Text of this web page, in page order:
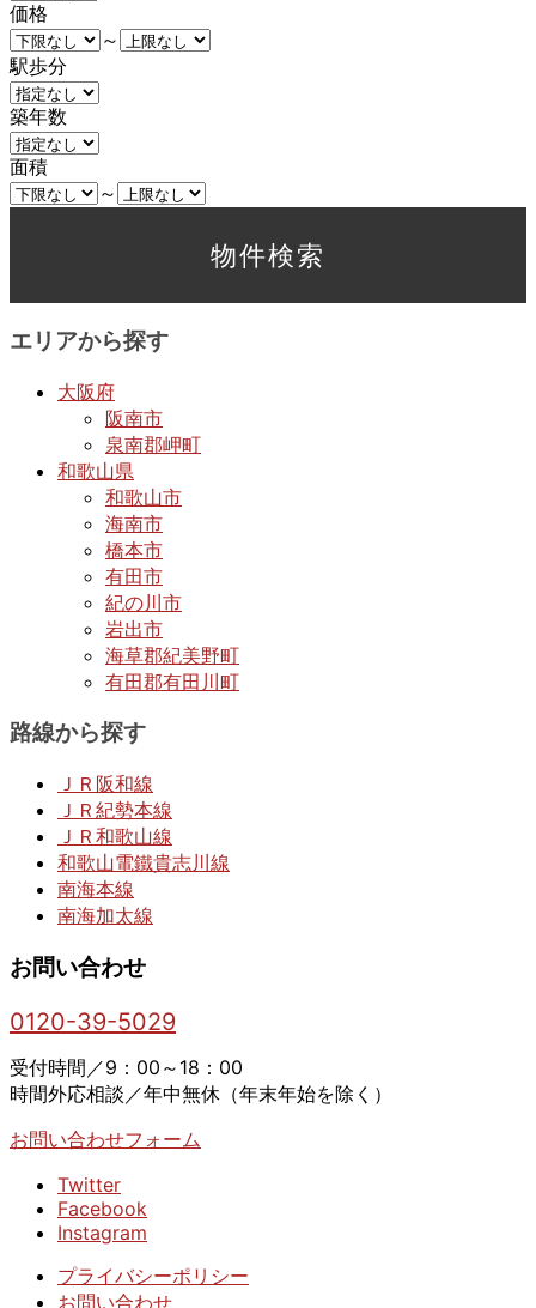
価格
～
駅歩分
築年数
面積
～
エリアから探す
大阪府
阪南市
泉南郡岬町
和歌山県
和歌山市
海南市
橋本市
有田市
紀の川市
岩出市
海草郡紀美野町
有田郡有田川町
路線から探す
ＪＲ阪和線
ＪＲ紀勢本線
ＪＲ和歌山線
和歌山電鐵貴志川線
南海本線
南海加太線
お問い合わせ
0120-39-5029
受付時間／9：00～18：00
時間外応相談／年中無休（年末年始を除く）
お問い合わせフォーム
Twitter
Facebook
Instagram
プライバシーポリシー
お問い合わせ